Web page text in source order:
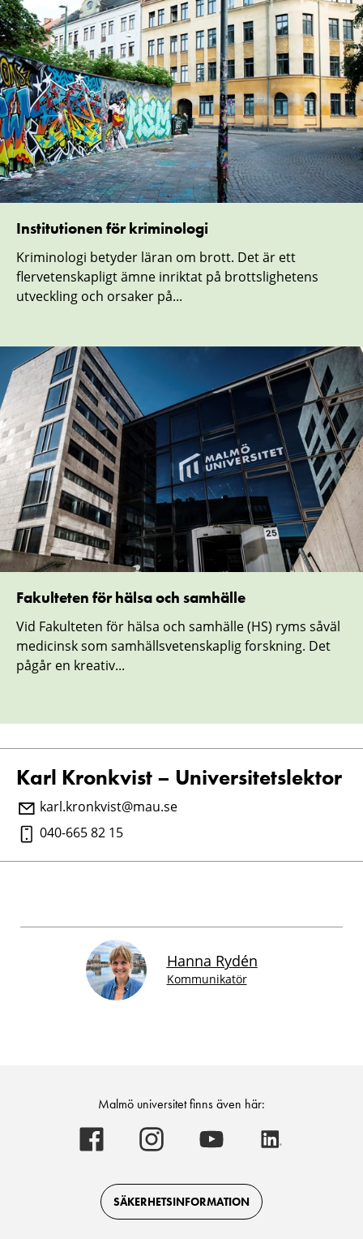
Institutionen för kriminologi
Kriminologi betyder läran om brott. Det är ett
flervetenskapligt ämne inriktat på brottslighetens
utveckling och orsaker på...
Fakulteten för hälsa och samhälle
Vid Fakulteten för hälsa och samhälle (HS) ryms såväl
medicinsk som samhällsvetenskaplig forskning. Det
pågår en kreativ...
Karl Kronkvist – Universitetslektor
karl.kronkvist@mau.se
040-665 82 15
Hanna Rydén
Kommunikatör
Malmö universitet finns även här:
Malmö
universitet
on
Facebook
Malmö
universitet
on
Instagram
Malmö
universitet
on
Youtube
SÄKERHETSINFORMATION